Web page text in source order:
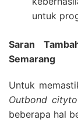
untuk
Saran
Semarang
Untuk
Outbond
beberapa hal